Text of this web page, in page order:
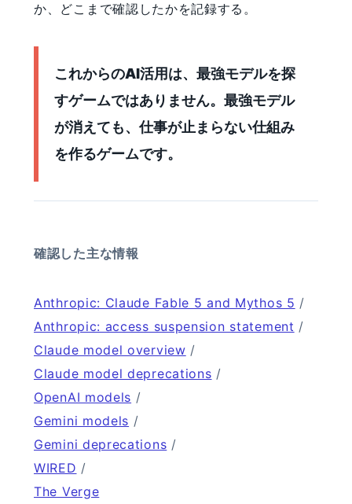
か、どこまで確認したかを記録する。
これからのAI活用は、最強モデルを探
すゲームではありません。最強モデル
が消えても、仕事が止まらない仕組み
を作るゲームです。
確認した主な情報
Anthropic: Claude Fable 5 and Mythos 5 /
Anthropic: access suspension statement /
Claude model overview /
Claude model deprecations /
OpenAI models /
Gemini models /
Gemini deprecations /
WIRED /
The Verge